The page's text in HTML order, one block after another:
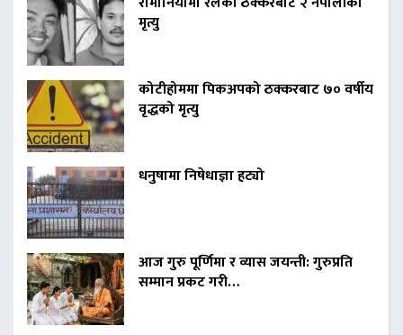
मृत्यु
कोटीहोममा पिकअपको ठक्करबाट ७० वर्षीय
वृद्धको मृत्यु
धनुषामा निषेधाज्ञा हट्यो
आज गुरु पूर्णिमा र व्यास जयन्ती: गुरुप्रति
सम्मान प्रकट गरी…